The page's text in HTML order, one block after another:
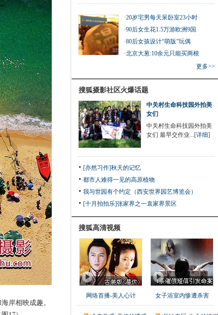
岸相映成趣。
·20岁宅男每天呆卧室23小时
·90后女生花1.5万游欧洲9国
·80后女孩设计“萌版”玩偶
·北京大葱:10余元只能买两根
更多>>
搜狐摄影社区火爆话题
中关村生命科技园外拍美
女们
中关村生命科技园外拍美
女们 最早交作业...[详细]
[亦然习作]秋天的记忆
都市人难得一见的高原植物
我与世园有个约定（西安世界园艺博览会）
[十月拍拍乐]张家界之一袁家界景区
搜狐高清视频
网络首播-美人心计 女子浴室内惨遭杀害